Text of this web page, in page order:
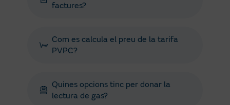
factures?
Com es calcula el preu de la tarifa
PVPC?
Quines opcions tinc per donar la
lectura de gas?